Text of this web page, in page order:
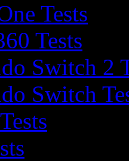
Tests
Tests
Switch 2
Switch